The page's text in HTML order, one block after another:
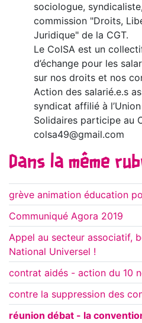
sociologue,
commission "Droits,
Juridique" de la CGT.
Le ColSA est un
d’échange pour les
sur nos droits et nos
Action des salarié.e.s
syndicat affilié à
Solidaires participe au
colsa49@gmail.com
Dans la même
grève animation éducation
Communiqué Agora 2019
Appel au secteur associatif,
National Universel !
contrat aidés - action du 10
contre la suppression des
réunion débat - la